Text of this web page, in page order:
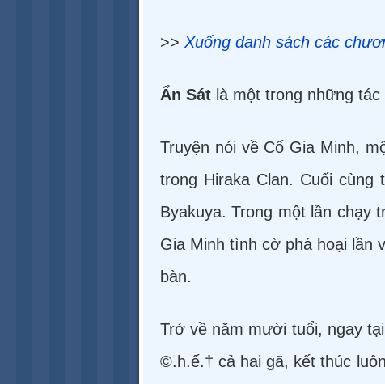
>> Xuống danh sách các
Ẩn Sátlà một trong những tác
Truyện nói về Cố Gia Minh,
trong Hiraka Clan. Cuối
Byakuya. Trong một lần
Gia Minh tình cờ phá hoại lần
bàn.
Trở về năm mười tuổi, ngay
©.h.ế.† cả hai gã, kết thúc